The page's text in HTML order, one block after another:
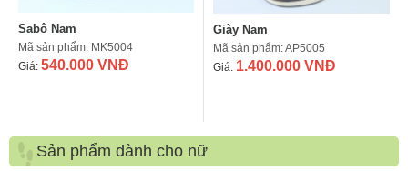
Sabô Nam
Mã sản phẩm: MK5004
Giá: 540.000 VNĐ
Giày Nam
Mã sản phẩm: AP5005
Giá: 1.400.000 VNĐ
Sản phẩm dành cho nữ